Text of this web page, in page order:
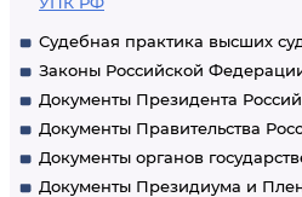
Судебная практика высших
Законы Российской
Документы Президента
Документы Правительства
Документы органов
Документы Президиума и